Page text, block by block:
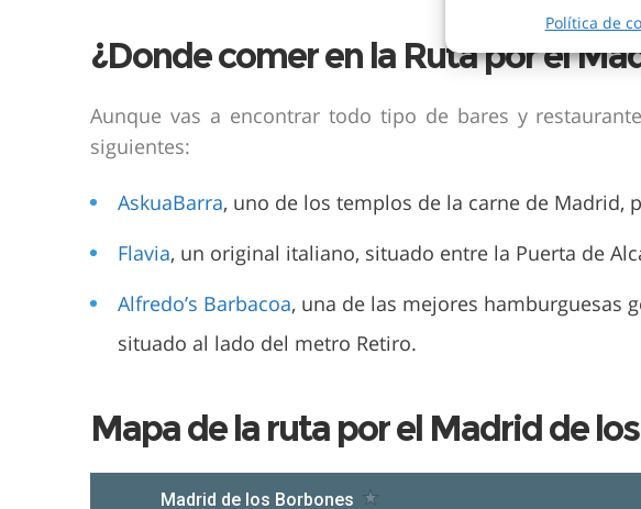
Política de
¿Donde comer en la Ruta por el
Aunque vas a encontrar todo tipo de bares y
siguientes:
AskuaBarra, uno de los templos de la carne de Madrid,
Flavia, un original italiano, situado entre la Puerta de
Alfredo’s Barbacoa, una de las mejores hamburguesas
situado al lado del metro Retiro.
Mapa de la ruta por el Madrid de